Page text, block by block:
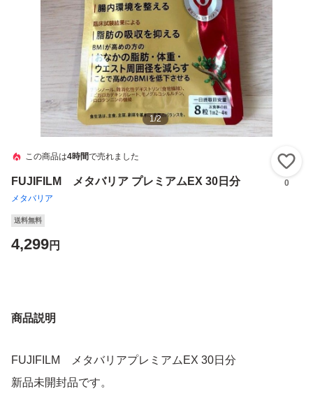
1/2
この商品は4時間で売れました
FUJIFILM メタバリア プレミアムEX 30日分
メタバリア
0
送料無料
4,299円
商品説明
FUJIFILM メタバリアプレミアムEX 30日分
新品未開封品です。